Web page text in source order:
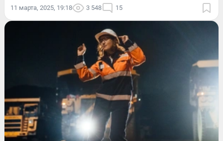
11 марта, 2025, 19:18 3 548 15